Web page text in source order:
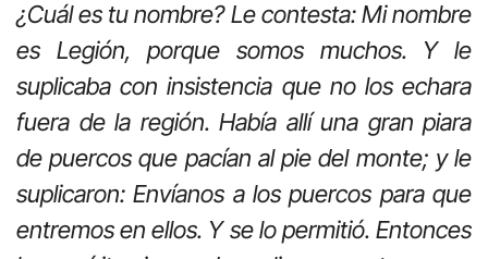
¿Cuál es tu nombre? Le contesta: Mi nombre
es Legión, porque somos muchos. Y le
suplicaba con insistencia que no los echara
fuera de la región. Había allí una gran piara
de puercos que pacían al pie del monte; y le
suplicaron: Envíanos a los puercos para que
entremos en ellos. Y se lo permitió. Entonces